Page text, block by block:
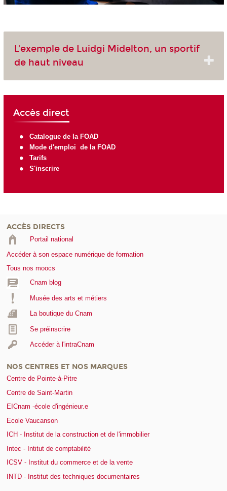
L'exemple de Luidgi Midelton, un sportif
de haut niveau
Accès direct
Catalogue de la FOAD
Mode d'emploi de la FOAD
Tarifs
S'inscrire
ACCÈS DIRECTS
Portail national
Accéder à son espace numérique de formation
Tous nos moocs
Cnam blog
Musée des arts et métiers
La boutique du Cnam
Se préinscrire
Accéder à l'intraCnam
NOS CENTRES ET NOS MARQUES
Centre de Pointe-à-Pitre
Centre de Saint-Martin
EICnam -école d'ingénieur.e
Ecole Vaucanson
ICH - Institut de la construction et de l'immobilier
Intec - Intitut de comptabilité
ICSV - Institut du commerce et de la vente
INTD - Institut des techniques documentaires